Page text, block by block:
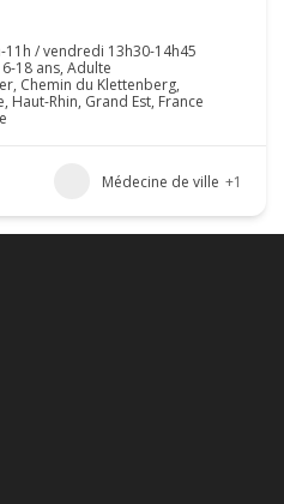
/ vendredi 13h30-14h45
18 ans, Adulte
Chemin du Klettenberg,
Haut-Rhin, Grand Est, France
Médecine de ville +1